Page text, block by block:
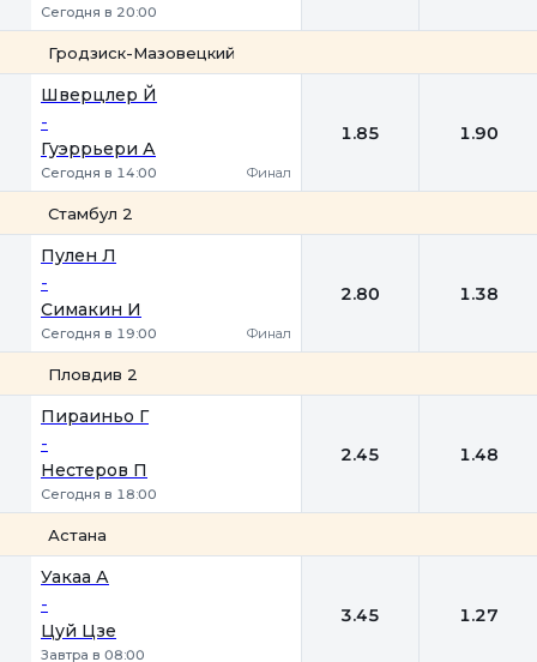
Сегодня в 20:00
Гродзиск-Мазовецкий
Шверцлер Й
-
Гуэррьери А
Сегодня в 14:00 Финал
1.85 1.90
Стамбул 2
Пулен Л
-
Симакин И
Сегодня в 19:00 Финал
2.80 1.38
Пловдив 2
Пираиньо Г
-
Нестеров П
Сегодня в 18:00
2.45 1.48
Астана
Уакаа А
-
Цуй Цзе
Завтра в 08:00
3.45 1.27